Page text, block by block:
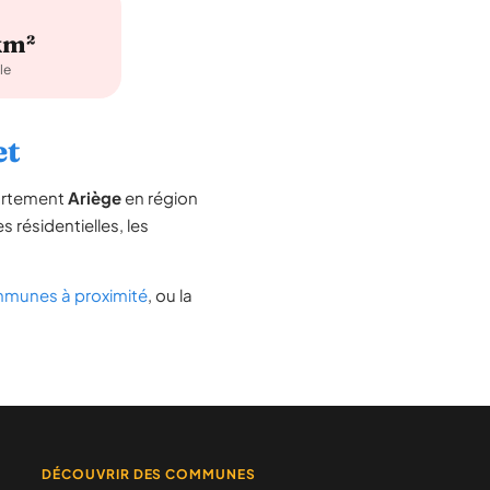
Ariègeen région
résidentielles, les
à proximité, ou la
DÉCOUVRIR DES COMMUNES